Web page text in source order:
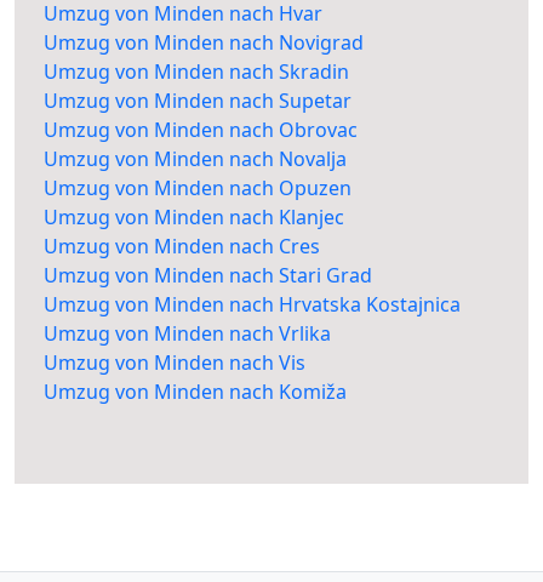
Umzug von Minden nach Hvar
Umzug von Minden nach Novigrad
Umzug von Minden nach Skradin
Umzug von Minden nach Supetar
Umzug von Minden nach Obrovac
Umzug von Minden nach Novalja
Umzug von Minden nach Opuzen
Umzug von Minden nach Klanjec
Umzug von Minden nach Cres
Umzug von Minden nach Stari Grad
Umzug von Minden nach Hrvatska Kostajnica
Umzug von Minden nach Vrlika
Umzug von Minden nach Vis
Umzug von Minden nach Komiža